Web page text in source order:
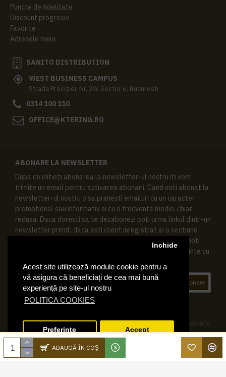
Acest site utilizează module cookie pentru a
vă asigura că beneficiați de cea mai bună
experiență pe site-ul nostru
POLITICA COOKIES
Inchide
Preferinte Accept
ADAUGĂ ÎN COŞ
Puncte de fidelitate
Discount progresiv
Favorite
Adresele mele
SANITO DISTRIBUTION
WEST BUSINESS CAMPUS
Strada Preciziei, Nr, 3W Sector 6, Bucuresti
0314 100 110
OFFICE@KTERING.RO
ABONARE LA NEWSLETTER
Dupa ce initiezi abonarea la newsletter-ul nostru iti vom
trimite un email pentru activarea abonarii. Cand esti abonat la
newsletter-ul nostru o sa primesti emailuri cu un caracter
promotional sau informativ si cu o frecventa medie, chiar
redusa. Daca doresti sa te dezabonezi poti urma linkul dintr-un
newsletter primit, daca esti client inregistrat ai o sectiune
speciala in contul tau in acest scop, si de asemenea ne poti
contacta oricand pe email pentru orice intrebari sau cerinte cu
Abonare
© 2019 Ktering.ro , Toate drepturile rezervate